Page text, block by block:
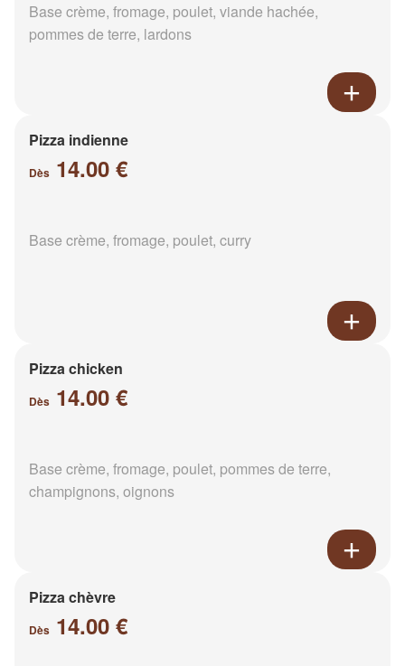
Base crème, fromage, poulet, viande hachée,
pommes de terre, lardons
Pizza indienne
Dès 14.00 €
Base crème, fromage, poulet, curry
Pizza chicken
Dès 14.00 €
Base crème, fromage, poulet, pommes de terre,
champignons, oignons
Pizza chèvre
Dès 14.00 €